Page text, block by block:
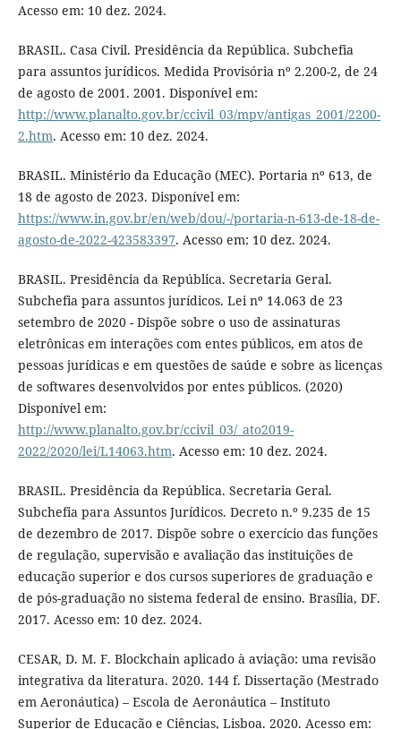
Acesso em: 10 dez. 2024.
BRASIL. Casa Civil. Presidência da República. Subchefia
para assuntos jurídicos. Medida Provisória nº 2.200-2, de 24
de agosto de 2001. 2001. Disponível em:
http://www.planalto.gov.br/ccivil_03/mpv/antigas_2001/2200-
2.htm. Acesso em: 10 dez. 2024.
BRASIL. Ministério da Educação (MEC). Portaria nº 613, de
18 de agosto de 2023. Disponível em:
https://www.in.gov.br/en/web/dou/-/portaria-n-613-de-18-de-
agosto-de-2022-423583397. Acesso em: 10 dez. 2024.
BRASIL. Presidência da República. Secretaria Geral.
Subchefia para assuntos jurídicos. Lei nº 14.063 de 23
setembro de 2020 - Dispõe sobre o uso de assinaturas
eletrônicas em interações com entes públicos, em atos de
pessoas jurídicas e em questões de saúde e sobre as licenças
de softwares desenvolvidos por entes públicos. (2020)
Disponível em:
http://www.planalto.gov.br/ccivil_03/_ato2019-
2022/2020/lei/L14063.htm. Acesso em: 10 dez. 2024.
BRASIL. Presidência da República. Secretaria Geral.
Subchefia para Assuntos Jurídicos. Decreto n.º 9.235 de 15
de dezembro de 2017. Dispõe sobre o exercício das funções
de regulação, supervisão e avaliação das instituições de
educação superior e dos cursos superiores de graduação e
de pós-graduação no sistema federal de ensino. Brasília, DF.
2017. Acesso em: 10 dez. 2024.
CESAR, D. M. F. Blockchain aplicado à aviação: uma revisão
integrativa da literatura. 2020. 144 f. Dissertação (Mestrado
em Aeronáutica) – Escola de Aeronáutica – Instituto
Superior de Educação e Ciências, Lisboa. 2020. Acesso em: